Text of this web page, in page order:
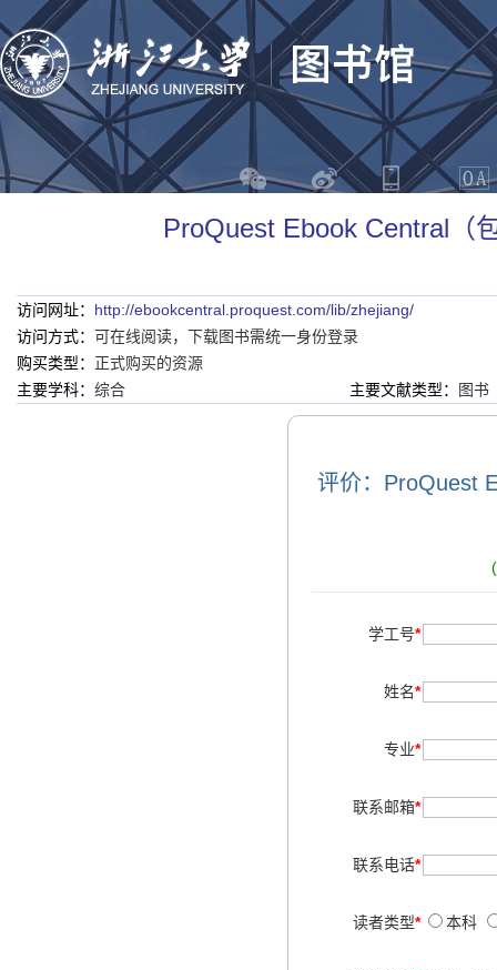
ProQuest Ebook Central（
访问网址： http://ebookcentral.proquest.com/lib/zhejiang/
访问方式： 可在线阅读，下载图书需统一身份登录
购买类型： 正式购买的资源
主要学科： 综合 主要文献类型： 图书
评价：ProQuest
学工号*
姓名*
专业*
联系邮箱*
联系电话*
读者类型* 本科